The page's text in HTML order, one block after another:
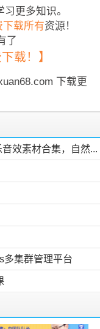
更多知识。
下载所有资源！
了
载！】
下载更
效素材合集，自然...
多集群管理平台